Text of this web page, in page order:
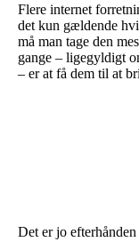
Flere internet
det kun gældende
må man tage den
gange – ligegyldigt
– er at få dem til at
Det er jo